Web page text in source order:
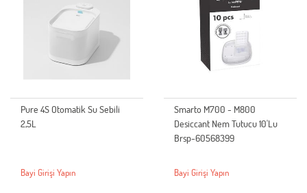
Pure 4S Otomatik Su Sebili
2,5L
Bayi Girişi Yapın
Smarto M700 - M800
Desiccant Nem Tutucu 10'Lu
Brsp-60568399
Bayi Girişi Yapın